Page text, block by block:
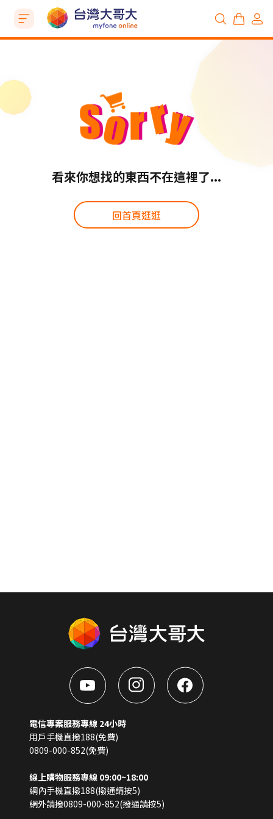
看來你想找的東西不在這裡了...
回首頁逛逛
電信專案服務專線 24小時
用戶手機直撥188(免費)
0809-000-852(免費)
線上購物服務專線 09:00~18:00
網內手機直撥188(撥通請按5)
網外請撥0809-000-852(撥通請按5)